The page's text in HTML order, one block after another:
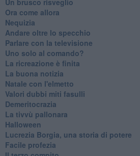
Ora come allora
Nequizia
Andare oltre lo specchio
Parlare con la televisione
Uno solo al comando?
La ricreazione è finita
La buona notizia
Natale con l'elmetto
Valori dubbi miti fasulli
Demeritocrazia
La tivvù pallonara
Halloween
​Lucrezia Borgia, una storia di potere
Facile profezia